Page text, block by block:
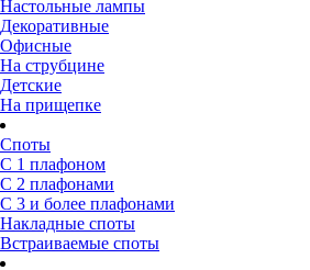
Настольные лампы
Декоративные
Офисные
На струбцине
Детские
На прищепке
Споты
С 1 плафоном
С 2 плафонами
С 3 и более плафонами
Накладные споты
Встраиваемые споты